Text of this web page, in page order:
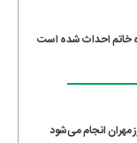
مهران انجام می‌شود